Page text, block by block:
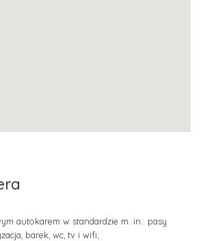
autokarem w standardzie m. in.: pasy
barek, wc, tv i wifi;